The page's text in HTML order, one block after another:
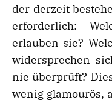
der derzeit
erforderlich:
erlauben sie?
widersprechen
nie überprüft?
wenig glamourös,